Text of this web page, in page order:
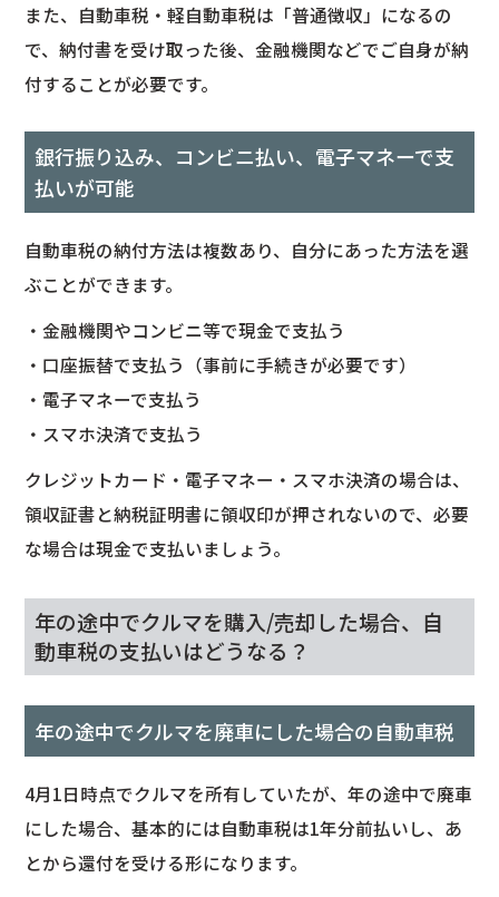
また、自動車税・軽自動車税は「普通徴収」になるの
で、納付書を受け取った後、金融機関などでご自身が納
付することが必要です。
銀行振り込み、コンビニ払い、電子マネーで支
払いが可能
自動車税の納付方法は複数あり、自分にあった方法を選
ぶことができます。
・金融機関やコンビニ等で現金で支払う
・口座振替で支払う（事前に手続きが必要です）
・電子マネーで支払う
・スマホ決済で支払う
クレジットカード・電子マネー・スマホ決済の場合は、
領収証書と納税証明書に領収印が押されないので、必要
な場合は現金で支払いましょう。
年の途中でクルマを購入/売却した場合、自
動車税の支払いはどうなる？
年の途中でクルマを廃車にした場合の自動車税
4月1日時点でクルマを所有していたが、年の途中で廃車
にした場合、基本的には自動車税は1年分前払いし、あ
とから還付を受ける形になります。